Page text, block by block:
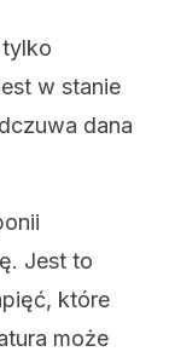
w stanie
dana
Jest to
które
może